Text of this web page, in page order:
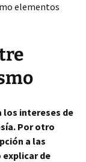
elementos
los intereses de
Por otro
a las
de